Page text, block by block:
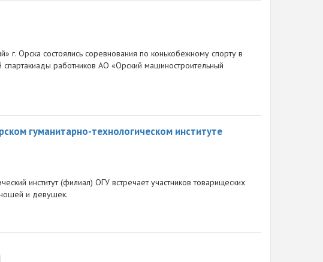
г. Орска состоялись соревнования по конькобежному спорту в
работников АО «Орский машиностроительный
гуманитарно-технологическом институте
институт (филиал) ОГУ встречает участников товарищеских
и девушек.